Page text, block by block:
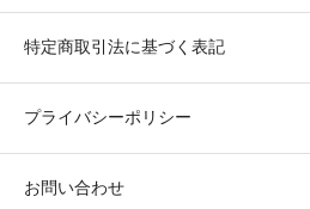
特定商取引法に基づく表記
プライバシーポリシー
お問い合わせ